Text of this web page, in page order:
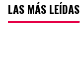
LAS MÁS LEÍDAS